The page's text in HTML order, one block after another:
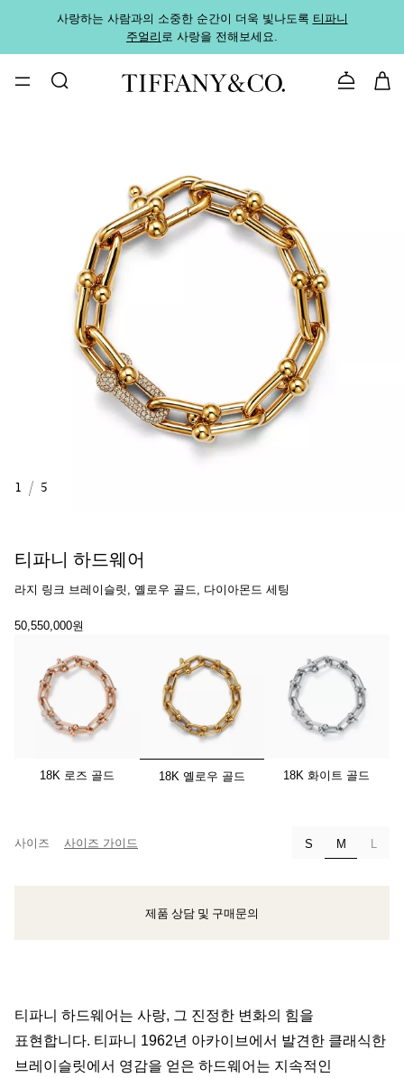
사랑하는 사람과의 소중한 순간이 더욱 빛나도록 티파니
주얼리로 사랑을 전해보세요.
문의하기
1 / 5
티파니 하드웨어
라지 링크 브레이슬릿, 옐로우 골드, 다이아몬드 세팅
50,550,000원
18K 로즈 골드 선택됨
18K 옐로우 골드 18K 화이트 골드
사이즈 사이즈 가이드 S M선택됨L
클라이언트 어드바이저에게 문의하거나 예약하세요
제품 상담 및 구매문의
티파니 하드웨어는 사랑, 그 진정한 변화의 힘을
표현합니다. 티파니 1962년 아카이브에서 발견한 클래식한
브레이슬릿에서 영감을 얻은 하드웨어는 지속적인